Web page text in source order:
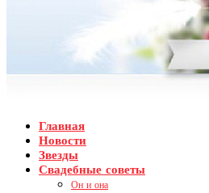
Главная
Новости
Звезды
Свадебные советы
Он и она